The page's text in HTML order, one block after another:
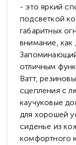
- это яркий
подсветкой
габаритных
внимание, как
отличным
Ватт,
сцепления с
каучуковые
для хорошей
сиденье из
комфортного